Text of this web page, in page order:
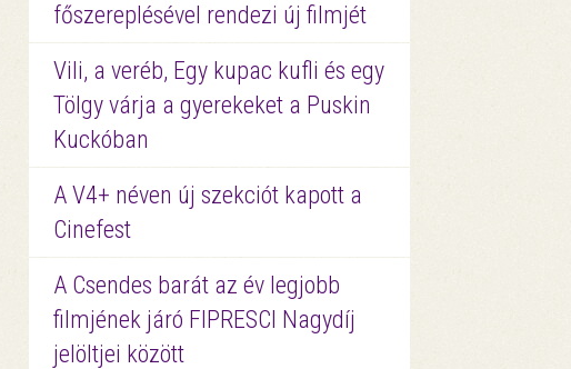
főszereplésével rendezi új filmjét
Vili, a veréb, Egy kupac kufli és egy
Tölgy várja a gyerekeket a Puskin
Kuckóban
A V4+ néven új szekciót kapott a
Cinefest
A Csendes barát az év legjobb
filmjének járó FIPRESCI Nagydíj
jelöltjei között